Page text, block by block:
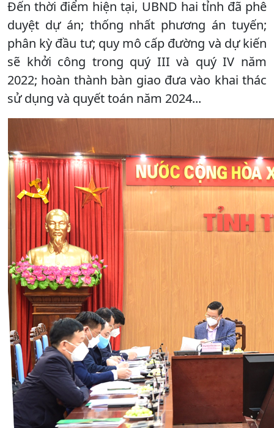
Đến thời điểm hiện tại, UBND hai tỉnh đã phê
duyệt dự án; thống nhất phương án tuyến;
phân kỳ đầu tư; quy mô cấp đường và dự kiến
sẽ khởi công trong quý III và quý IV năm
2022; hoàn thành bàn giao đưa vào khai thác
sử dụng và quyết toán năm 2024...